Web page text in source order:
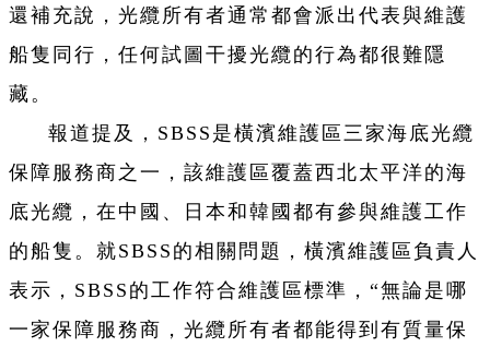
還補充說，光纜所有者通常都會派出代表與維護
船隻同行，任何試圖干擾光纜的行為都很難隱
藏。
報道提及，SBSS是橫濱維護區三家海底光纜
保障服務商之一，該維護區覆蓋西北太平洋的海
底光纜，在中國、日本和韓國都有參與維護工作
的船隻。就SBSS的相關問題，橫濱維護區負責人
表示，SBSS的工作符合維護區標準，“無論是哪
一家保障服務商，光纜所有者都能得到有質量保